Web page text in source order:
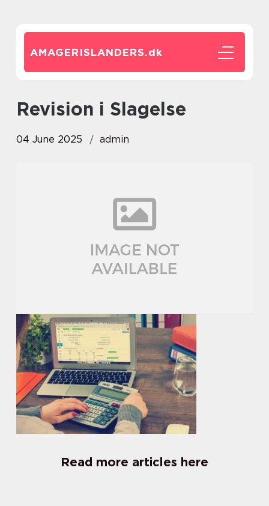
AMAGERISLANDERS.dk
revision i Slagelse
04 June 2025 admin
Read more articles here